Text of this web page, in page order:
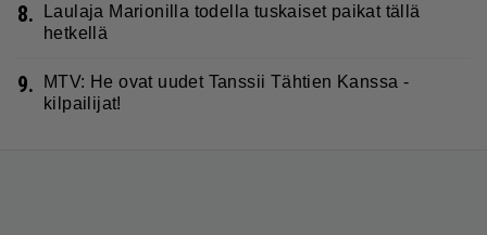
8.
Laulaja Marionilla todella tuskaiset paikat tällä
hetkellä
9.
MTV: He ovat uudet Tanssii Tähtien Kanssa -
kilpailijat!